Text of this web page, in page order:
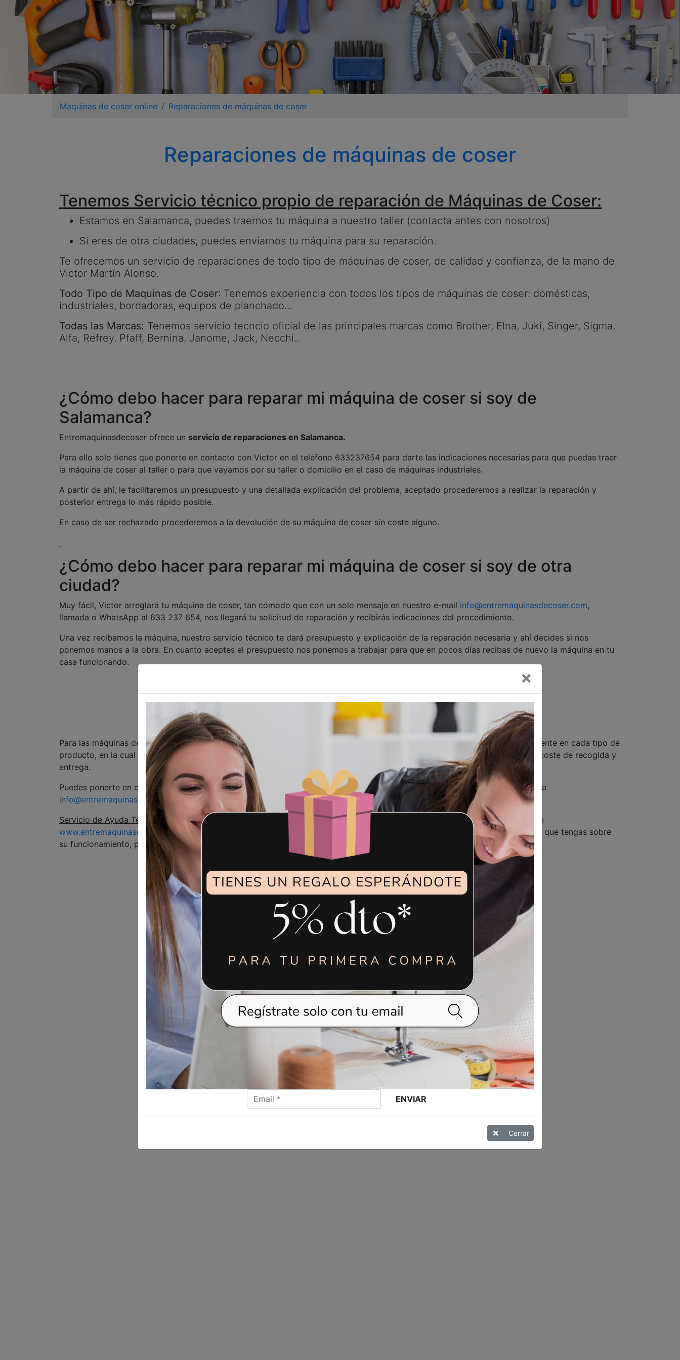
Maquinas de coser online Reparaciones de máquinas de coser
Reparaciones de máquinas de coser
Tenemos Servicio técnico propio de reparación de Máquinas de Coser:
Estamos en Salamanca, puedes traernos tu máquina a nuestro taller (contacta antes con nosotros)
Si eres de otra ciudades, puedes enviarnos tu máquina para su reparación.
Te ofrecemos un servicio de reparaciones de todo tipo de máquinas de coser, de calidad y confianza, de la mano de
Victor Martín Alonso.
Todo Tipo de Maquinas de Coser: Tenemos experiencia con todos los tipos de máquinas de coser: domésticas,
industriales, bordadoras, equipos de planchado...
Todas las Marcas: Tenemos servicio tecncio oficial de las principales marcas como Brother, Elna, Juki, Singer, Sigma,
Alfa, Refrey, Pfaff, Bernina, Janome, Jack, Necchi..
¿Cómo debo hacer para reparar mi máquina de coser si soy de
Salamanca?
Entremaquinasdecoser ofrece un servicio de reparaciones en Salamanca.
Para ello solo tienes que ponerte en contacto con Victor en el teléfono 633237654 para darte las indicaciones necesarias para que puedas traer
la máquina de coser al taller o para que vayamos por su taller o domicilio en el caso de máquinas industriales.
A partir de ahí, le facilitaremos un presupuesto y una detallada explicación del problema, aceptado procederemos a realizar la reparación y
posterior entrega lo más rápido posible.
En caso de ser rechazado procederemos a la devolución de su máquina de coser sin coste alguno.
¿Cómo debo hacer para reparar mi máquina de coser si soy de otra
ciudad?
Muy fácil, Victor arreglará tu máquina de coser, tan cómodo que con un solo mensaje en nuestro e-mail info@entremaquinasdecoser.com,
llamada o WhatsApp al 633 237 654, nos llegará tu solicitud de reparación y recibirás indicaciones del procedimiento.
Una vez recibamos la máquina, nuestro servicio técnico te dará presupuesto y explicación de la reparación necesaria y ahí decides si nos
ponemos manos a la obra. En cuanto aceptes el presupuesto nos ponemos a trabajar para que en pocos días recibas de nuevo la máquina en tu
casa funcionando.
Todas nuestras reparaciones ofrecen 2 meses de garantía del trabajo realizado.
Para las máquinas de coser que se hayan comprado en
tienen su garantía legal correspondiente en cada tipo de
producto, en la cual se le recogerá para repararla o cambiarla si fuese necesario. Durante este tiempo de garantía no tendrá coste de recogida y
entrega.
Puedes ponerte en contacto con nosotros a través de nuestra webwww.entremaquinasdecoser.com, enviándonos un e-mail a
info@entremaquinasdecoser.com , escribiendo un WhatsApp o llamandonos al 633237654.
Servicio de Ayuda Telefónica
, Todas las máquinas de coser, bordadoras o equipos de planchado que compres en nuestra web
www.entremaquinasdecoser.com, llevan incluída ayuda telefónica con nuestro servicio técnico para explicarte cualquier duda que tengas sobre
su funcionamiento, puesta en marcha o instalación. Para ello solo tienes que llamarnos o enviarnos WhatsApp al 633237654.
ENVIAR
Cerrar